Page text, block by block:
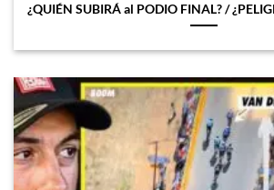
¿QUIÉN SUBIRÁ al PODIO FINAL? /